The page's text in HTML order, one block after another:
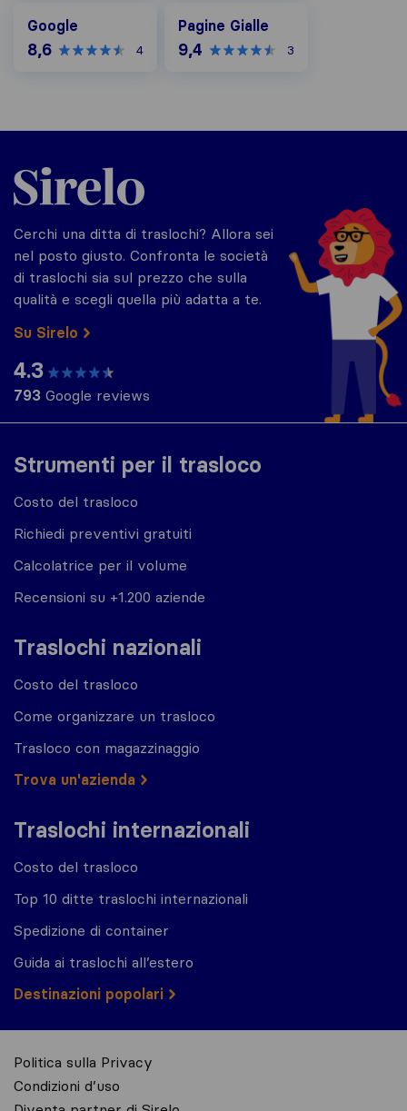
Google
8,6 4
Pagine Gialle
9,4 3
Strumenti per il trasloco
Costo del trasloco
Richiedi preventivi gratuiti
Calcolatrice per il volume
Recensioni su +1.200 aziende
Traslochi nazionali
Costo del trasloco
Come organizzare un trasloco
Trasloco con magazzinaggio
Trova un'azienda
Traslochi internazionali
Costo del trasloco
Top 10 ditte traslochi internazionali
Spedizione di container
Guida ai traslochi all’estero
Destinazioni popolari
Sirelo.it
Cerchi una ditta di traslochi? Allora sei
nel posto giusto. Confronta le società
di traslochi sia sul prezzo che sulla
qualità e scegli quella più adatta a te.
Su Sirelo
4.3
793 Google reviews
Politica sulla Privacy
Condizioni d’uso